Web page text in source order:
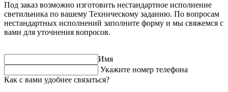
Под заказ возможно изготовить нестандартное исполнение
светильника по вашему Техническому заданию. По вопросам
нестандартных исполнений заполните форму и мы свяжемся с
вами для уточнения вопросов.
Имя
Укажите номер телефона
Как с вами удобнее связаться?